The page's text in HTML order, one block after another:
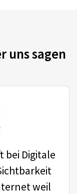
uns sagen
bei Digitale
weil